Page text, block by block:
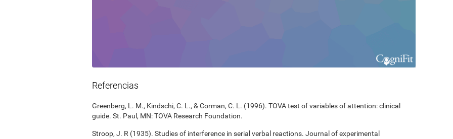
Referencias
Greenberg, L. M., Kindschi, C. L., & Corman, C. L. (1996). TOVA test of variables of attention: clinical
guide. St. Paul, MN: TOVA Research Foundation.
Stroop, J. R (1935). Studies of interference in serial verbal reactions. Journal of experimental